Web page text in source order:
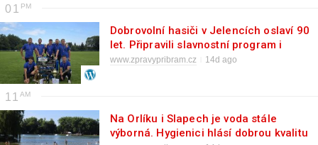
01
Dobrovolní hasiči v Jelencích oslaví 90
let. Připravili slavnostní program i
večerní zábavu
www.zpravypribram.cz 14d ago
11
Na Orlíku i Slapech je voda stále
výborná. Hygienici hlásí dobrou kvalitu